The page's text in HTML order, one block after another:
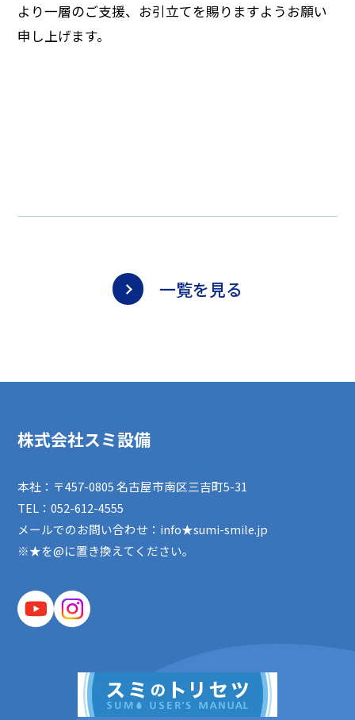
より一層のご支援、お引立てを賜りますようお願い
申し上げます。
一覧を見る
株式会社スミ設備
本社：〒457-0805 名古屋市南区三吉町5-31
TEL：052-612-4555
メールでのお問い合わせ：info★sumi-smile.jp
※★を@に置き換えてください。